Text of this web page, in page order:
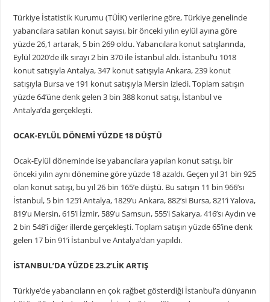
Türkiye İstatistik Kurumu (TÜİK) verilerine göre, Türkiye genelinde
yabancılara satılan konut sayısı, bir önceki yılın eylül ayına göre
yüzde 26,1 artarak, 5 bin 269 oldu. Yabancılara konut satışlarında,
Eylül 2020’de ilk sırayı 2 bin 370 ile İstanbul aldı. İstanbul’u 1018
konut satışıyla Antalya, 347 konut satışıyla Ankara, 239 konut
satışıyla Bursa ve 191 konut satışıyla Mersin izledi. Toplam satışın
yüzde 64’üne denk gelen 3 bin 388 konut satışı, İstanbul ve
Antalya’da gerçekleşti.
OCAK-EYLÜL DÖNEMİ YÜZDE 18 DÜŞTÜ
Ocak-Eylül döneminde ise yabancılara yapılan konut satışı, bir
önceki yılın aynı dönemine göre yüzde 18 azaldı. Geçen yıl 31 bin 925
olan konut satışı, bu yıl 26 bin 165’e düştü. Bu satışın 11 bin 966’sı
İstanbul, 5 bin 125’i Antalya, 1829’u Ankara, 882’si Bursa, 821’i Yalova,
819’u Mersin, 615’i İzmir, 589’u Samsun, 555’i Sakarya, 416’sı Aydın ve
2 bin 548’i diğer illerde gerçekleşti. Toplam satışın yüzde 65’ine denk
gelen 17 bin 91’i İstanbul ve Antalya’dan yapıldı.
İSTANBUL’DA YÜZDE 23.2’LİK ARTIŞ
Türkiye’de yabancıların en çok rağbet gösterdiği İstanbul’a dünyanın